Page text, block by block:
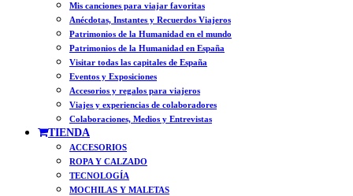
Mis canciones para viajar favoritas
Anécdotas, Instantes y Recuerdos Viajeros
Patrimonios de la Humanidad en el mundo
Patrimonios de la Humanidad en España
Visitar todas las capitales de España
Eventos y Exposiciones
Accesorios y regalos para viajeros
Viajes y experiencias de colaboradores
Colaboraciones, Medios y Entrevistas
TIENDA
ACCESORIOS
ROPA Y CALZADO
TECNOLOGÍA
MOCHILAS Y MALETAS